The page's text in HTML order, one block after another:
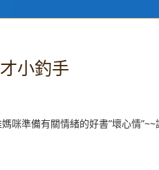
小釣手
咪準備有關情緒的好書”壞心情